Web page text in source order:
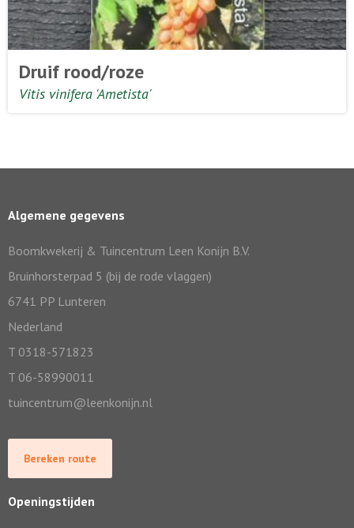
Druif rood/roze
Vitis vinifera 'Ametista'
Algemene gegevens
Boomkwekerij & Tuincentrum Leen Konijn B.V.
Bruinhorsterpad 5 (bij de rode vlaggen)
6741 PP Lunteren
Nederland
T 0318-571823
T 06-58990011
tuincentrum@leenkonijn.nl
Bereken route
Openingstijden